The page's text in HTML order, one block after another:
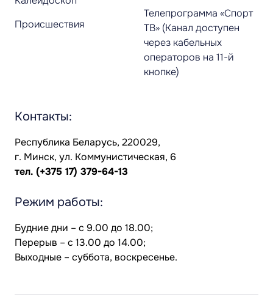
Происшествия
Телепрограмма «Спорт
ТВ» (Канал доступен
через кабельных
операторов на 11-й
кнопке)
Контакты:
Республика Беларусь, 220029,
г. Минск, ул. Коммунистическая, 6
тел. (+375 17) 379-64-13
Режим работы:
Будние дни – с 9.00 до 18.00;
Перерыв – с 13.00 до 14.00;
Выходные – суббота, воскресенье.